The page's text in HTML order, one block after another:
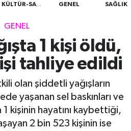
KÜLTÜR-SANAT GENEL SAĞLIK
GENEL
1 kişi öldü,
tahliye edildi
olan şiddetli yağışların
yaşanan sel baskınları ve
kişinin hayatını kaybettiği,
2 bin 523 kişinin ise